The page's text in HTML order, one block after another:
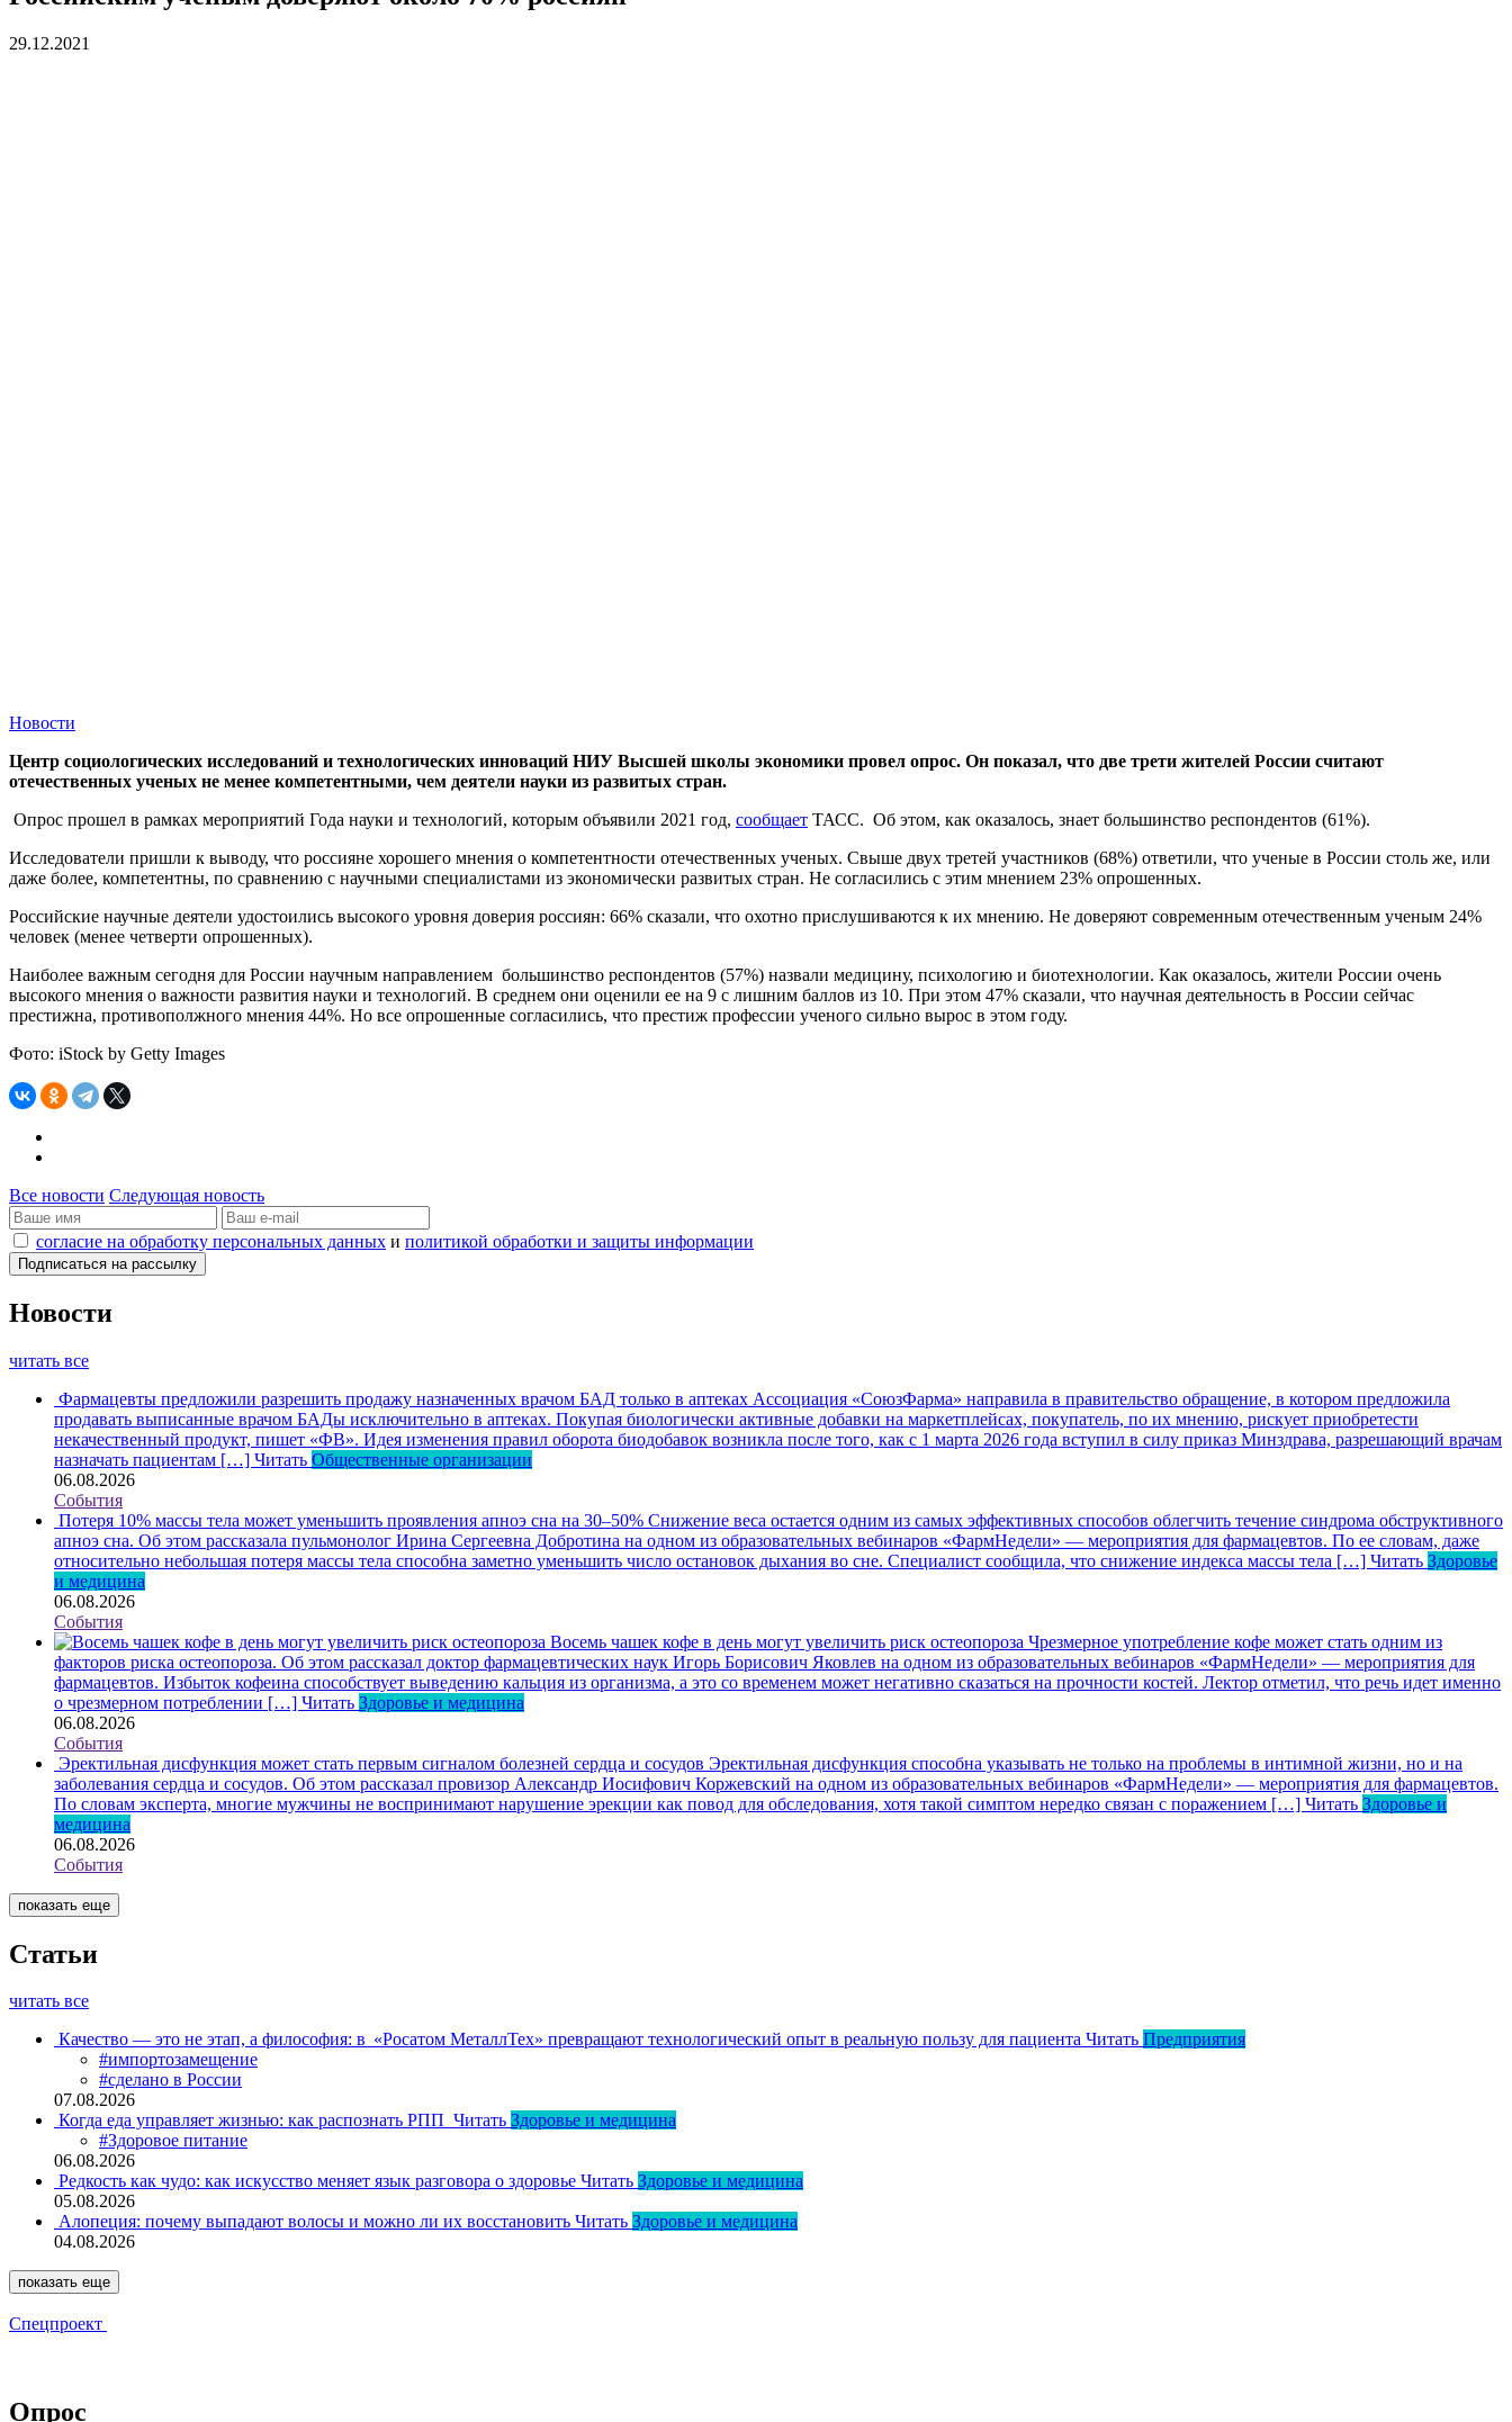
29.12.2021
Новости
Центр социологических исследований и технологических инноваций НИУ Высшей школы экономики провел опрос. Он показал, что две трети жителей России считают
отечественных ученых не менее компетентными, чем деятели науки из развитых стран.
Опрос прошел в рамках мероприятий Года науки и технологий, которым объявили 2021 год, сообщает ТАСС. Об этом, как оказалось, знает большинство респондентов (61%).
Исследователи пришли к выводу, что россияне хорошего мнения о компетентности отечественных ученых. Свыше двух третей участников (68%) ответили, что ученые в России столь же, или
даже более, компетентны, по сравнению с научными специалистами из экономически развитых стран. Не согласились с этим мнением 23% опрошенных.
Российские научные деятели удостоились высокого уровня доверия россиян: 66% сказали, что охотно прислушиваются к их мнению. Не доверяют современным отечественным ученым 24%
человек (менее четверти опрошенных).
Наиболее важным сегодня для России научным направлением большинство респондентов (57%) назвали медицину, психологию и биотехнологии. Как оказалось, жители России очень
высокого мнения о важности развития науки и технологий. В среднем они оценили ее на 9 с лишним баллов из 10. При этом 47% сказали, что научная деятельность в России сейчас
престижна, противополжного мнения 44%. Но все опрошенные согласились, что престиж профессии ученого сильно вырос в этом году.
Фото: iStock by Getty Images
Все новости Следующая новость
согласие на обработку персональных данных и политикой обработки и защиты информации
Новости
читать все
Фармацевты предложили разрешить продажу назначенных врачом БАД только в аптеках Ассоциация «СоюзФарма» направила в правительство обращение, в котором предложила
продавать выписанные врачом БАДы исключительно в аптеках. Покупая биологически активные добавки на маркетплейсах, покупатель, по их мнению, рискует приобретести
некачественный продукт, пишет «ФВ». Идея изменения правил оборота биодобавок возникла после того, как с 1 марта 2026 года вступил в силу приказ Минздрава, разрешающий врачам
назначать пациентам […] Читать Общественные организации
06.08.2026
События
Потеря 10% массы тела может уменьшить проявления апноэ сна на 30–50% Снижение веса остается одним из самых эффективных способов облегчить течение синдрома обструктивного
апноэ сна. Об этом рассказала пульмонолог Ирина Сергеевна Добротина на одном из образовательных вебинаров «ФармНедели» — мероприятия для фармацевтов. По ее словам, даже
относительно небольшая потеря массы тела способна заметно уменьшить число остановок дыхания во сне. Специалист сообщила, что снижение индекса массы тела […] Читать Здоровье
и медицина
06.08.2026
События
Восемь чашек кофе в день могут увеличить риск остеопороза Чрезмерное употребление кофе может стать одним из
факторов риска остеопороза. Об этом рассказал доктор фармацевтических наук Игорь Борисович Яковлев на одном из образовательных вебинаров «ФармНедели» — мероприятия для
фармацевтов. Избыток кофеина способствует выведению кальция из организма, а это со временем может негативно сказаться на прочности костей. Лектор отметил, что речь идет именно
о чрезмерном потреблении […] Читать Здоровье и медицина
06.08.2026
События
Эректильная дисфункция может стать первым сигналом болезней сердца и сосудов Эректильная дисфункция способна указывать не только на проблемы в интимной жизни, но и на
заболевания сердца и сосудов. Об этом рассказал провизор Александр Иосифович Коржевский на одном из образовательных вебинаров «ФармНедели» — мероприятия для фармацевтов.
По словам эксперта, многие мужчины не воспринимают нарушение эрекции как повод для обследования, хотя такой симптом нередко связан с поражением […] Читать Здоровье и
медицина
06.08.2026
События
показать еще
Статьи
читать все
Качество — это не этап, а философия: в «Росатом МеталлТех» превращают технологический опыт в реальную пользу для пациента Читать Предприятия
#импортозамещение
#сделано в России
07.08.2026
Когда еда управляет жизнью: как распознать РПП Читать Здоровье и медицина
#Здоровое питание
06.08.2026
Редкость как чудо: как искусство меняет язык разговора о здоровье Читать Здоровье и медицина
05.08.2026
Алопеция: почему выпадают волосы и можно ли их восстановить Читать Здоровье и медицина
04.08.2026
показать еще
Спецпроект
Опрос